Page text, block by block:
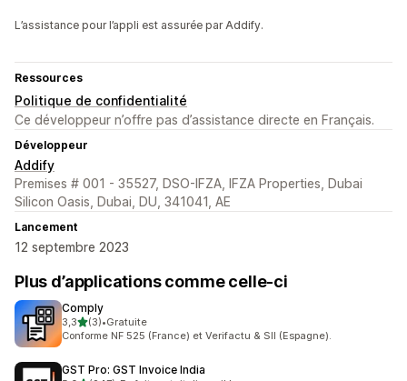
L’assistance pour l’appli est assurée par Addify.
Ressources
Politique de confidentialité
Ce développeur n’offre pas d’assistance directe en Français.
Développeur
Addify
Premises # 001 - 35527, DSO-IFZA, IFZA Properties, Dubai
Silicon Oasis, Dubai, DU, 341041, AE
Lancement
12 septembre 2023
Plus d’applications comme celle-ci
Comply
3,3étoile(s) sur 5
(3)
3 avis au total
•Gratuite
Conforme NF 525 (France) et Verifactu & SII (Espagne).
GST Pro: GST Invoice India